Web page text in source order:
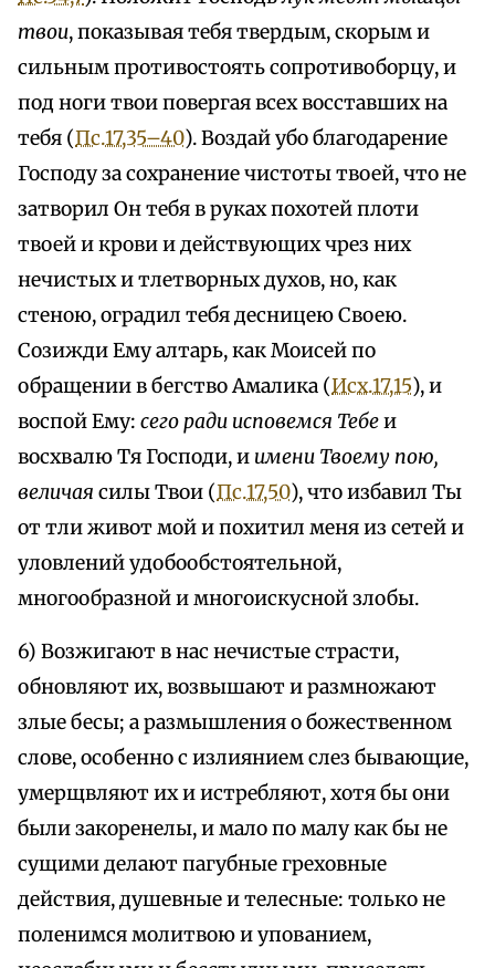
твои, показывая тебя твердым, скорым и
сильным противостоять сопротивоборцу, и
под ноги твои повергая всех восставших на
тебя (Пс.17,35–40). Воздай убо благодарение
Господу за сохранение чистоты твоей, что не
затворил Он тебя в руках похотей плоти
твоей и крови и действующих чрез них
нечистых и тлетворных духов, но, как
стеною, оградил тебя десницею Своею.
Созижди Ему алтарь, как Моисей по
обращении в бегство Амалика (Исх.17,15), и
воспой Ему: сего ради исповемся Тебеи
восхвалю Тя Господи, и имени Твоему пою,
величая силы Твои (Пс.17,50), что избавил Ты
от тли живот мой и похитил меня из сетей и
уловлений удобообстоятельной,
многообразной и многоискусной злобы.
6) Возжигают в нас нечистые страсти,
обновляют их, возвышают и размножают
злые бесы; а размышления о божественном
слове, особенно с излиянием слез бывающие,
умерщвляют их и истребляют, хотя бы они
были закоренелы, и мало по малу как бы не
сущими делают пагубные греховные
действия, душевные и телесные: только не
поленимся молитвою и упованием,